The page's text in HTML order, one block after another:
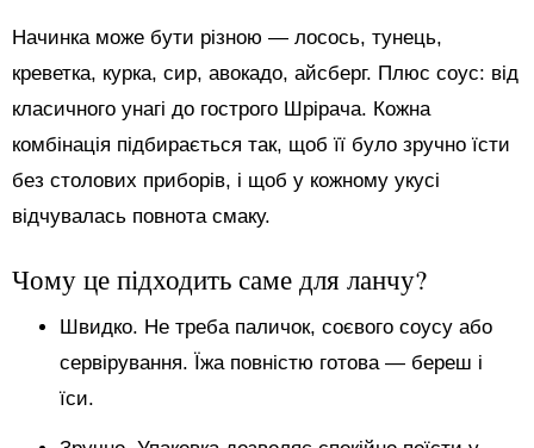
Начинка може бути різною — лосось, тунець,
креветка, курка, сир, авокадо, айсберг. Плюс соус: від
класичного унагі до гострого Шрірача. Кожна
комбінація підбирається так, щоб її було зручно їсти
без столових приборів, і щоб у кожному укусі
відчувалась повнота смаку.
Чому це підходить саме для ланчу?
Швидко. Не треба паличок, соєвого соусу або
сервірування. Їжа повністю готова — береш і
їси.